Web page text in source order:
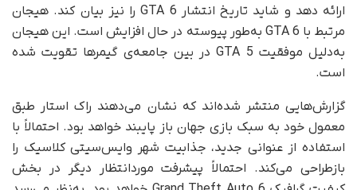
ارائه دهد و شاید تاریخ انتشار GTA 6 را نیز بیان کند. هیجان
مرتبط با GTA 6 به‌طور پیوسته در حال افزایش است. این هیجان
به‌دلیل موفقیت GTA 5 در بین جامعه‌ی گیمرها تقویت شده
است.
گزارش‌هایی منتشر شده‌اند که نشان می‌دهند راک استار طبق
معمول خود به سبک بازی جهان باز پایبند خواهد بود. احتمالاً با
استفاده از عنوانی جدید، جذابیت شهر وایس‌سیتی کلاسیک را
بازطراحی می‌کند. احتمالاً پیشرفت مورد‌انتظار دیگر در بخش